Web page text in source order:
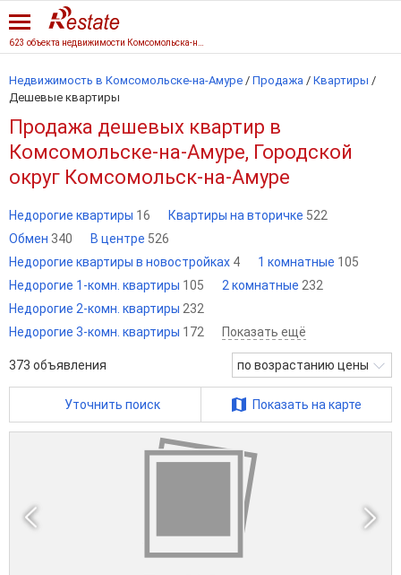
Недвижимость в Комсомольске-на-Амуре / Продажа / Квартиры /
Дешевые квартиры
Продажа дешевых квартир в
Комсомольске-на-Амуре, Городской
округ Комсомольск-на-Амуре
Недорогие квартиры 16 Квартиры на вторичке 522
Обмен 340 В центре 526
Недорогие квартиры в новостройках 4 1 комнатные 105
Недорогие 1-комн. квартиры 105 2 комнатные 232
Недорогие 2-комн. квартиры 232
Недорогие 3-комн. квартиры 172 Показать ещё
373 объявления по возрастанию цены
Уточнить поиск Показать на карте